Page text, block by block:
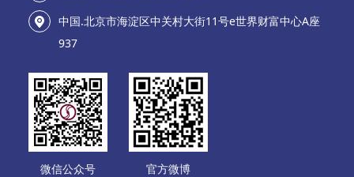
中国.北京市海淀区中关村大街11号e世界财富中心A座
937
微信公众号 官方微博